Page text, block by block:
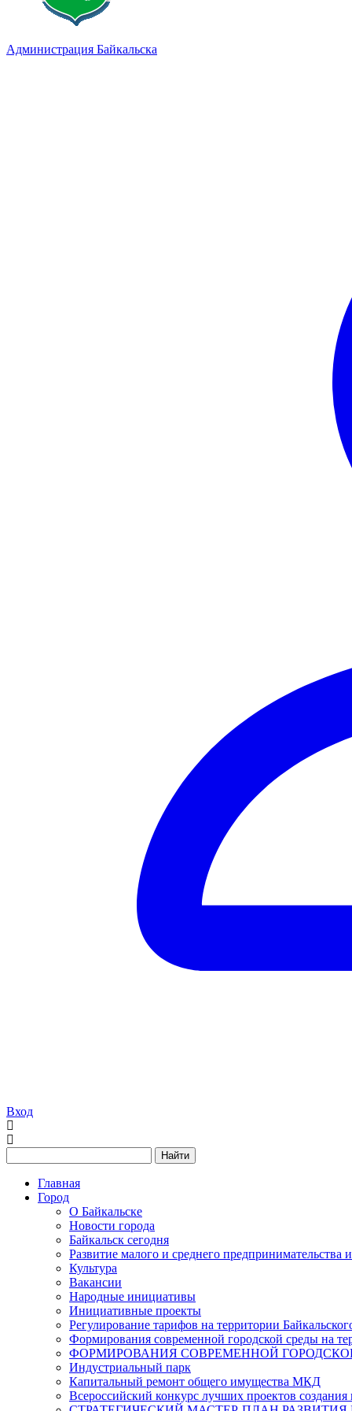
Администрация Байкальска
Вход
Найти
Главная
Город
О Байкальске
Новости города
Байкальск сегодня
Развитие малого и среднего предпринимательства
Культура
Вакансии
Народные инициативы
Инициативные проекты
Регулирование тарифов на территории
Формирования современной городской среды на
ФОРМИРОВАНИЯ СОВРЕМЕННОЙ
Индустриальный парк
Капитальный ремонт общего имущества МКД
Всероссийский конкурс лучших проектов